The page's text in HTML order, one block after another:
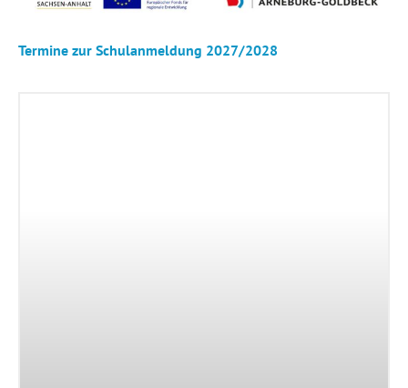
Termine zur Schulanmeldung 2027/2028